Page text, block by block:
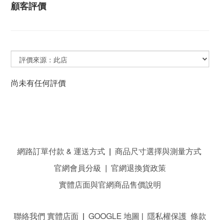
顧客評價
尚未有任何評價
網路訂單付款 & 運送方式| 商品尺寸選擇與測量方式
官網會員分級 | 官網退換貨政策
實體店面與官網商品售價說明
聯絡我們 實體店面 | GOOGLE 地圖 | 隱私權保護 條款